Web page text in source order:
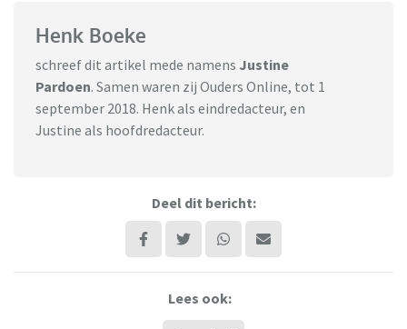
Henk Boeke
schreef dit artikel mede namens Justine
Pardoen. Samen waren zij Ouders Online, tot 1
september 2018. Henk als eindredacteur, en
Justine als hoofdredacteur.
Deel dit bericht:
Lees ook: